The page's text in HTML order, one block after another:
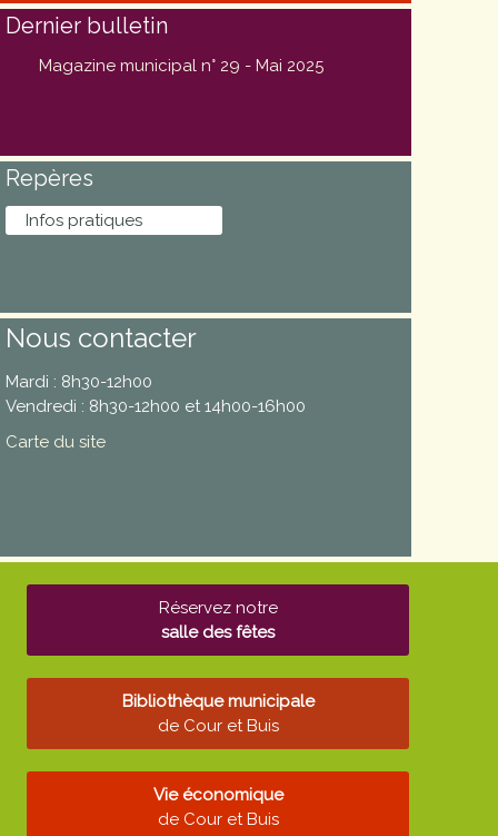
Dernier bulletin
Magazine municipal n° 29 - Mai 2025
Repères
Infos pratiques
Nous contacter
Mardi : 8h30-12h00
Vendredi : 8h30-12h00 et 14h00-16h00
Carte du site
Réservez notre
salle des fêtes
Bibliothèque municipale
de Cour et Buis
Vie économique
de Cour et Buis